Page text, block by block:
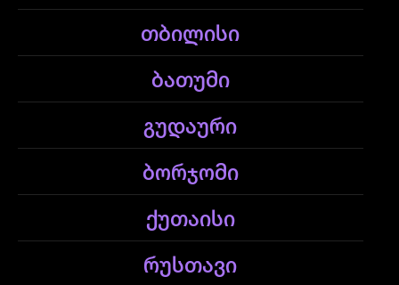
თბილისი
ბათუმი
გუდაური
ბორჯომი
ქუთაისი
რუსთავი